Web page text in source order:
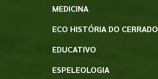
MEDICINA
ECO HISTÓRIA DO CERRADO
EDUCATIVO
ESPELEOLOGIA